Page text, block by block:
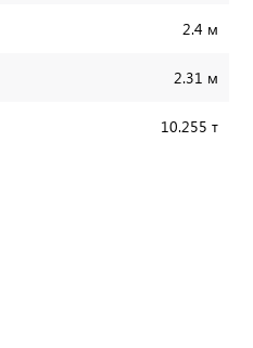
2.4 м
2.31 м
10.255 т